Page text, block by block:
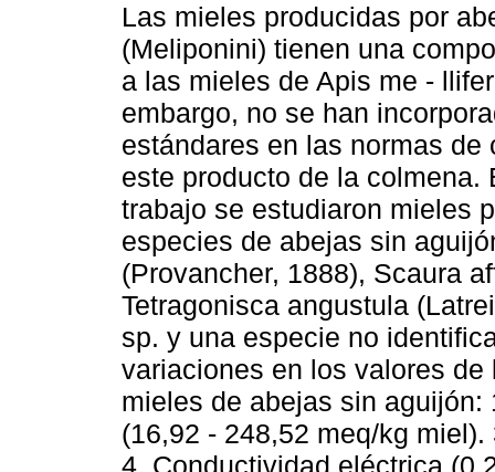
Las mieles producidas por
(Meliponini) tienen una
a las mieles de Apis me -
embargo, no se han
estándares en las normas de
este producto de la colmena.
trabajo se estudiaron mieles
especies de abejas sin
(Provancher, 1888), Scaura
Tetragonisca angustula
sp. y una especie no
variaciones en los valores
mieles de abejas sin
(16,92 - 248,52 meq/kg
4. Conductividad eléctrica